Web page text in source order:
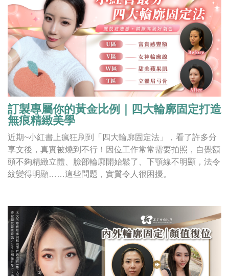
訂製專屬你的黃金比例｜四大輪廓固定打造
無痕精緻美學
近期~小紅書上瘋狂刷到「四大輪廓固定法」，看了許多分
享文後，真實被燒到不行！因位工作常常需要拍照，自覺額
頭不夠精緻立體、臉部輪廓開始鬆了、下顎線不明顯，法令
紋變得明顯……這些問題，實質令人很困擾。